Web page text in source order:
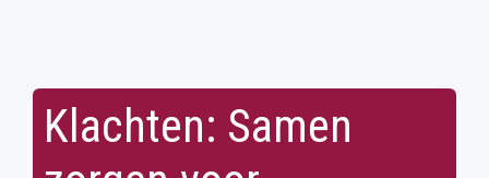
Klachten: Samen